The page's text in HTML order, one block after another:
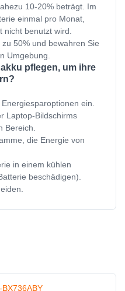
10-20% beträgt. Im
einmal pro Monat,
nicht benutzt wird.
50% und bewahren Sie
Umgebung.
pflegen, um ihre
ein.
Laptop-Bildschirms
Bereich.
die Energie von
in einem kühlen
beschädigen).